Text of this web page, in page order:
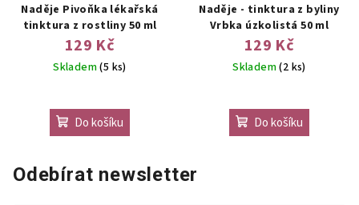
Naděje Pivoňka lékařská
tinktura z rostliny 50 ml
129 Kč
Skladem(5 ks)
Do košíku
Naděje - tinktura z byliny
Vrbka úzkolistá 50 ml
129 Kč
Skladem(2 ks)
Do košíku
Odebírat newsletter